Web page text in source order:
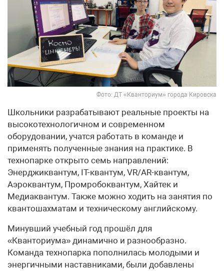
Фото: ДТ «Кванториум» города Кировска
Школьники разрабатывают реальные проекты на
высокотехнологичном и современном
оборудовании, учатся работать в команде и
применять полученные знания на практике. В
технопарке открыто семь направлений:
Энерджиквантум, IT-квантум, VR/AR-квантум,
Аэроквантум, Промробоквантум, Хайтек и
Медиаквантум. Также можно ходить на занятия по
квантошахматам и техническому английскому.
Минувший учебный год прошёл для
«Кванториума» динамично и разнообразно.
Команда технопарка пополнилась молодыми и
энергичными наставниками, были добавлены